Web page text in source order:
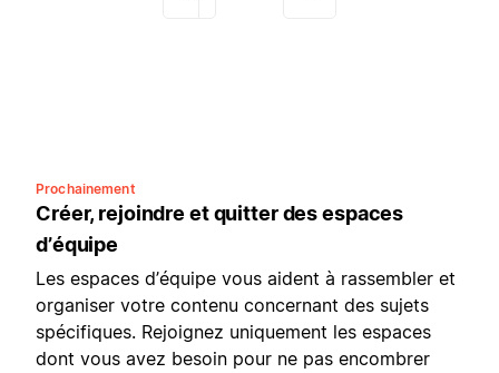
Prochainement
Créer, rejoindre et quitter des espaces
d’équipe
Les espaces d’équipe vous aident à rassembler et
organiser votre contenu concernant des sujets
spécifiques. Rejoignez uniquement les espaces
dont vous avez besoin pour ne pas encombrer